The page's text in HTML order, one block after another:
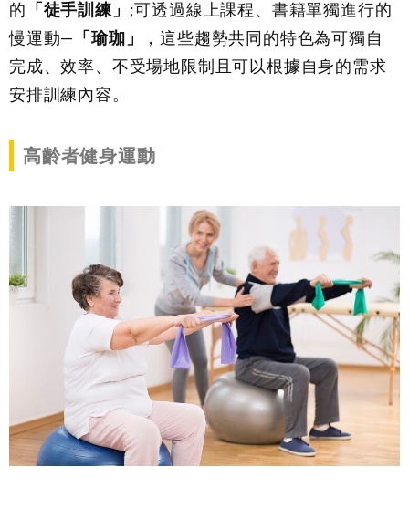
的 「徒手訓練」 ;可透過線上課程、書籍單獨進行的
慢運動— 「瑜珈」
，這些趨勢共同的特色為可獨自
完成、效率、不受場地限制且可以根據自身的需求
安排訓練內容。
高齡者健身運動